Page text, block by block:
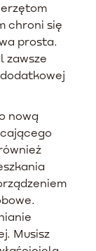
chroni się
prosta.
zawsze
nową
Musisz